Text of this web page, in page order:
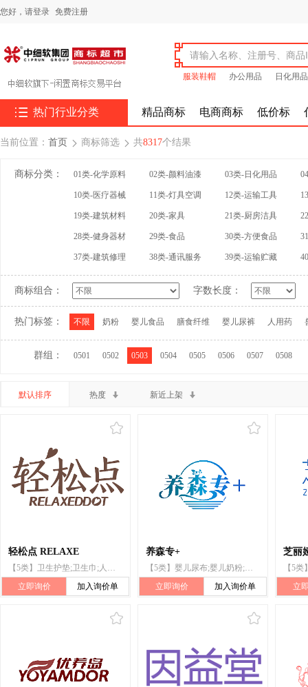
您好， 请登录 免费注册
服装鞋帽 办公用品 日化用品
 热门行业分类 精品商标 电商商标 低价标
当前位置： 首页  商标筛选  共8317个结果
商标分类： 01类-化学原料 02类-颜料油漆 03类-日化用品
10类-医疗器械 11类-灯具空调 12类-运输工具
19类-建筑材料 20类-家具 21类-厨房洁具
28类-健身器材 29类-食品 30类-方便食品
37类-建筑修理 38类-通讯服务 39类-运输贮藏
商标组合： 字数长度：
热门标签： 不限 奶粉 婴儿食品 膳食纤维 婴儿尿裤 人用药
群组： 0501 0502 0503 0504 0505 0506 0507 0508
默认排序 热度 新近上架
轻松点 RELAXE
【5类】卫生护垫;卫生巾;人用药;医用营养品;药物饮料;净化剂;婴儿食品;减肥茶;中药成药;婴儿尿裤
立即询价
加入询价单
养森专+
【5类】婴儿尿布;婴儿奶粉;消毒纸巾;医用酒精;维生素制剂;净化剂;卫生消毒剂;医用药物;医用营养品;医用眼罩
立即询价
加入询价单
芝丽
立